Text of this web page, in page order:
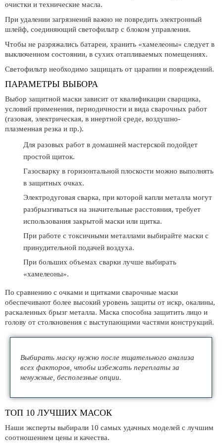
очистки и технические масла.
При удалении загрязнений важно не повредить электронный
шлейф, соединяющий светофильтр с блоком управления.
Чтобы не разряжались батареи, хранить «хамелеоны» следует в
выключенном состоянии, в сухих отапливаемых помещениях.
Светофильтр необходимо защищать от царапин и повреждений.
ПАРАМЕТРЫ ВЫБОРА
Выбор защитной маски зависит от квалификации сварщика,
условий применения, периодичности и вида сварочных работ
(газовая, электрическая, в инертной среде, воздушно-
плазменная резка и пр.).
Для разовых работ в домашней мастерской подойдет
простой щиток.
Газосварку в горизонтальной плоскости можно выполнять
в защитных очках.
Электродуговая сварка, при которой капли металла могут
разбрызгиваться на значительные расстояния, требует
использования закрытой маски или щитка.
При работе с токсичными металлами выбирайте маски с
принудительной подачей воздуха.
При больших объемах сварки лучше выбирать
«хамелеоны».
По сравнению с очками и щитками сварочные маски
обеспечивают более высокий уровень защиты от искр, окалины,
раскаленных брызг металла. Маска способна защитить лицо и
голову от столкновения с выступающими частями конструкций.
Выбирать маску нужно после тщательного анализа
всех факторов, чтобы избежать переплаты за
ненужные, бесполезные опции.
ТОП 10 ЛУЧШИХ МАСОК
Наши эксперты выбирали 10 самых удачных моделей с лучшим
соотношением цены и качества.